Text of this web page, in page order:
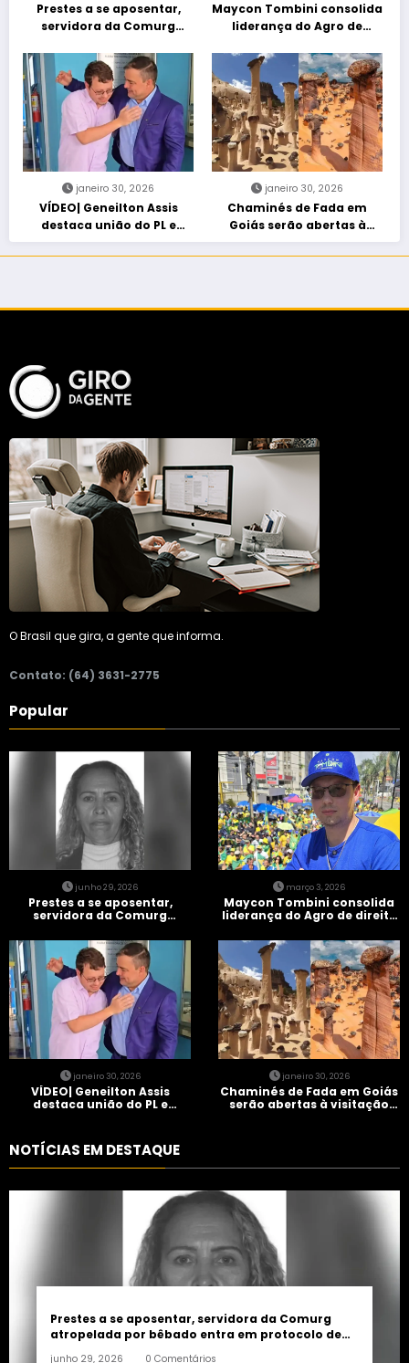
Prestes a se aposentar,
servidora da Comurg
entra em protocolo de
morte encefálica
Maycon Tombini consolida
liderança do Agro de
“Acorda Brasil” em Goiânia
janeiro 30, 2026
VÍDEO| Geneilton Assis
destaca união do PL e
consolidação de apoio a
Maycon Tombini em Jataí
janeiro 30, 2026
Chaminés de Fada em
Goiás serão abertas à
visitação controlada
O Brasil que gira, a gente que informa.
Contato: (64) 3631-2775
Popular
junho 29, 2026
Prestes a se aposentar,
servidora da Comurg
entra em protocolo de
morte encefálica
março 3, 2026
Maycon Tombini consolida
liderança do Agro de direita
Brasil” em Goiânia
janeiro 30, 2026
VÍDEO| Geneilton Assis
destaca união do PL e
janeiro 30, 2026
Chaminés de Fada em Goiás
serão abertas à visitação
NOTÍCIAS EM DESTAQUE
Prestes a se aposentar, servidora da Comurg
atropelada por bêbado entra em protocolo de
junho 29, 2026 0 Comentários